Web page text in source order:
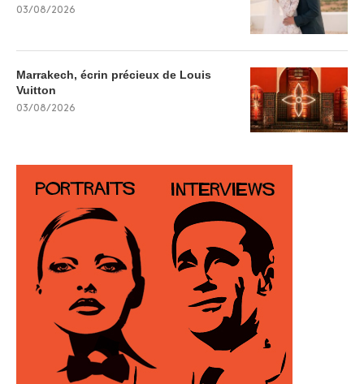
03/08/2026
Marrakech, écrin précieux de Louis
Vuitton
03/08/2026